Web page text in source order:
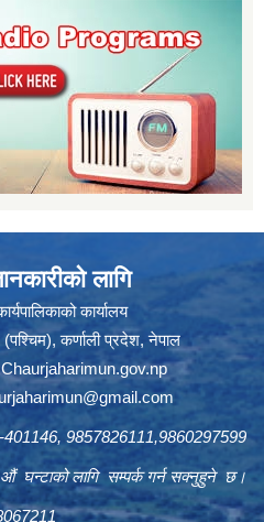
लागि
कार्यालय
कर्णाली प्रदेश, नेपाल
gmail.com
9857826111,9860297599
लागि सम्पर्क गर्न सक्नुहुने छ।